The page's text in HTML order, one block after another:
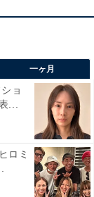
一ヶ月
ョ
...
ロミ